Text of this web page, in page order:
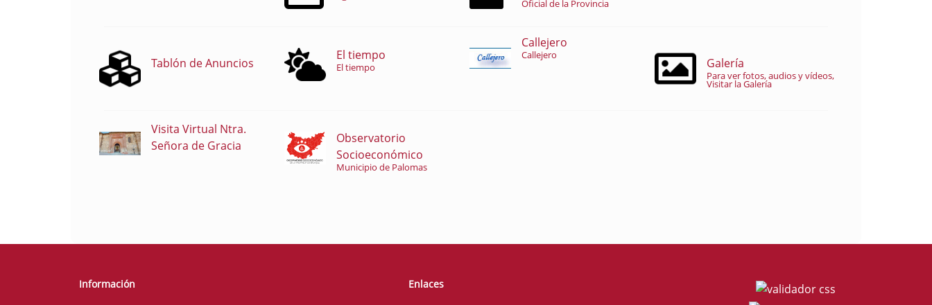
Oficial de la Provincia
Tablón de Anuncios
El tiempo
El tiempo
Callejero
Callejero
Galería
Para ver fotos, audios y vídeos,
Visitar la Galería
Visita Virtual Ntra.
Señora de Gracia
Observatorio
Socioeconómico
Municipio de Palomas
Información Enlaces